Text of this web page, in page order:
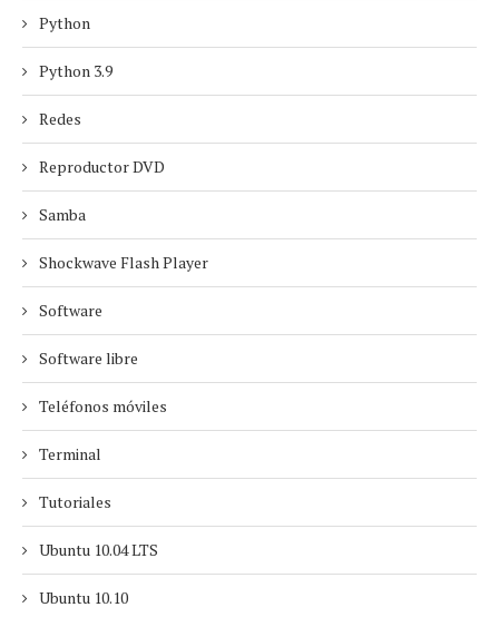
Python
Python 3.9
Redes
Reproductor DVD
Samba
Shockwave Flash Player
Software
Software libre
Teléfonos móviles
Terminal
Tutoriales
Ubuntu 10.04 LTS
Ubuntu 10.10